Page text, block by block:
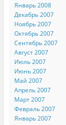
Январь 2008
Декабрь 2007
Ноябрь 2007
Октябрь 2007
Сентябрь 2007
Август 2007
Июль 2007
Июнь 2007
Май 2007
Апрель 2007
Март 2007
Февраль 2007
Январь 2007